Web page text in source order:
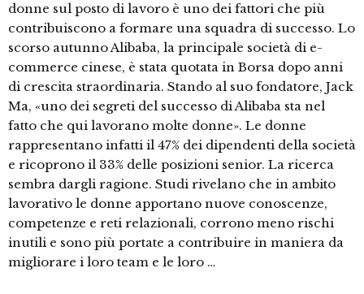
donne sul posto di lavoro è uno dei fattori che più
contribuiscono a formare una squadra di successo. Lo
scorso autunno Alibaba, la principale società di e-
commerce cinese, è stata quotata in Borsa dopo anni
di crescita straordinaria. Stando al suo fondatore, Jack
Ma, «uno dei segreti del successo di Alibaba sta nel
fatto che qui lavorano molte donne». Le donne
rappresentano infatti il 47% dei dipendenti della società
e ricoprono il 33% delle posizioni senior. La ricerca
sembra dargli ragione. Studi rivelano che in ambito
lavorativo le donne apportano nuove conoscenze,
competenze e reti relazionali, corrono meno rischi
inutili e sono più portate a contribuire in maniera da
migliorare i loro team e le loro …